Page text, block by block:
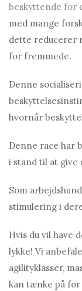
beskyttende for
med mange
dette reducerer
for fremmede.
Denne
hvornår
Denne race har
i stand til at give
Som
stimulering i
Hvis du vil have
lykke! Vi
agilityklasser,
kan tænke på